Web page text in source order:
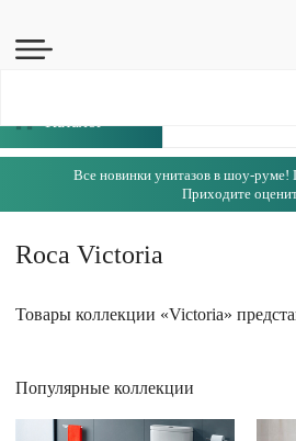
Все новинки унитазов в шоу-руме!
Приходите
Roca Victoria
Товары коллекции «Victoria»
Популярные коллекции